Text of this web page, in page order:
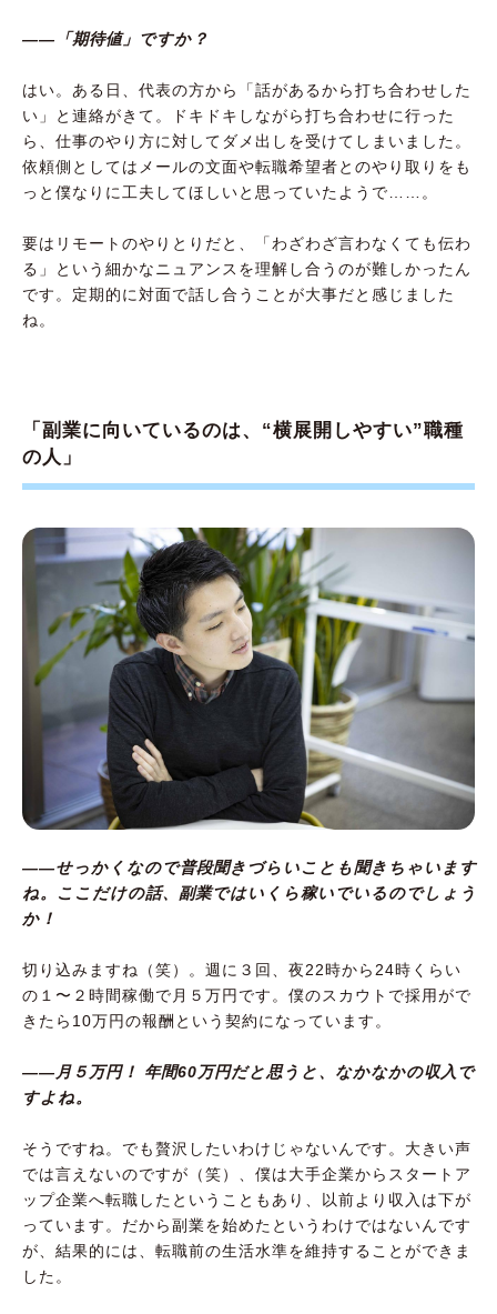
――「期待値」ですか？
はい。ある日、代表の方から「話があるから打ち合わせした
い」と連絡がきて。ドキドキしながら打ち合わせに行った
ら、仕事のやり方に対してダメ出しを受けてしまいました。
依頼側としてはメールの文面や転職希望者とのやり取りをも
っと僕なりに工夫してほしいと思っていたようで……。
要はリモートのやりとりだと、「わざわざ言わなくても伝わ
る」という細かなニュアンスを理解し合うのが難しかったん
です。定期的に対面で話し合うことが大事だと感じました
ね。
「副業に向いているのは、“横展開しやすい”職種
の人」
――せっかくなので普段聞きづらいことも聞きちゃいます
ね。ここだけの話、副業ではいくら稼いでいるのでしょう
か！
切り込みますね（笑）。週に３回、夜22時から24時くらい
の１〜２時間稼働で月５万円です。僕のスカウトで採用がで
きたら10万円の報酬という契約になっています。
――月５万円！ 年間60万円だと思うと、なかなかの収入で
すよね。
そうですね。でも贅沢したいわけじゃないんです。大きい声
では言えないのですが（笑）、僕は大手企業からスタートア
ップ企業へ転職したということもあり、以前より収入は下が
っています。だから副業を始めたというわけではないんです
が、結果的には、転職前の生活水準を維持することができま
した。